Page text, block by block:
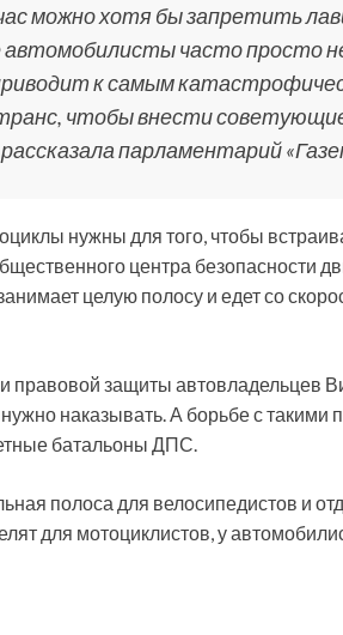
можно хотя бы запретить
автомобилисты часто просто
к самым
чтобы внести
парламентарий
нужны для того, чтобы
центра безопасности
целую полосу и едет со
правовой защиты автовладельцев
наказывать. А борьбе с
батальоны ДПС.
полоса для велосипедистов и
для мотоциклистов, у